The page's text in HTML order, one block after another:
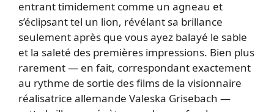
entrant timidement comme un agneau et
s’éclipsant tel un lion, révélant sa brillance
seulement après que vous ayez balayé le sable
et la saleté des premières impressions. Bien plus
rarement — en fait, correspondant exactement
au rythme de sortie des films de la visionnaire
réalisatrice allemande Valeska Grisebach —